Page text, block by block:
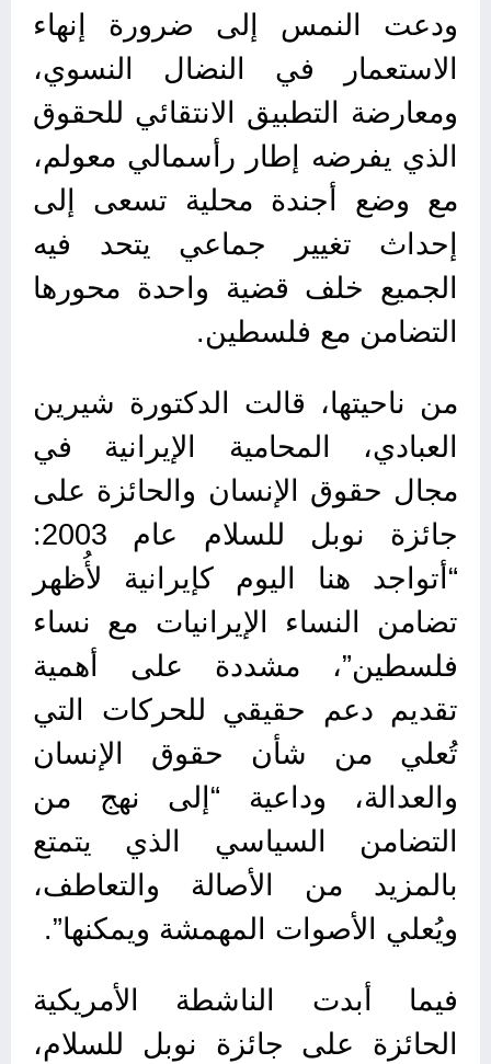
ودعت النمس إلى ضرورة إنهاء
الاستعمار في النضال النسوي،
ومعارضة التطبيق الانتقائي للحقوق
الذي يفرضه إطار رأسمالي معولم،
مع وضع أجندة محلية تسعى إلى
إحداث تغيير جماعي يتحد فيه
الجميع خلف قضية واحدة محورها
التضامن مع فلسطين.
من ناحيتها، قالت الدكتورة شيرين
العبادي، المحامية الإيرانية في
مجال حقوق الإنسان والحائزة على
جائزة نوبل للسلام عام 2003:
“أتواجد هنا اليوم كإيرانية لأُظهر
تضامن النساء الإيرانيات مع نساء
فلسطين”، مشددة على أهمية
تقديم دعم حقيقي للحركات التي
تُعلي من شأن حقوق الإنسان
والعدالة، وداعية “إلى نهج من
التضامن السياسي الذي يتمتع
بالمزيد من الأصالة والتعاطف،
ويُعلي الأصوات المهمشة ويمكنها”.
فيما أبدت الناشطة الأمريكية
الحائزة على جائزة نوبل للسلام،